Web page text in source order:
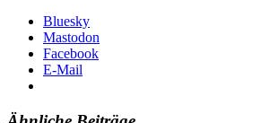
Bluesky
Mastodon
Facebook
E-Mail